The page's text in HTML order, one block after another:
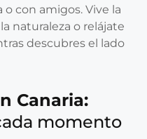
o con amigos. Vive la
naturaleza o relájate
descubres el lado
Canaria:
momento